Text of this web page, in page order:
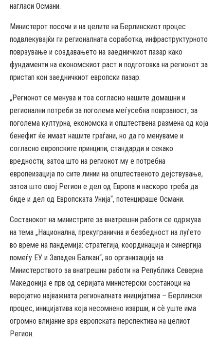
нагласи Османи.
Министерот посочи и на целите на Берлинскиот процес
подвлекувајќи ги регионалната соработка, инфраструктурното
поврзување и создавањето на заедничкиот пазар како
фундаменти на економскиот раст и подготовка на регионот за
пристап кон заедничкиот европски пазар.
„Регионот се менува и тоа согласно нашите домашни и
регионални потреби за поголема меѓусебна поврзаност, за
поголема културна, економска и општествена размена од која
бенефит ќе имаат нашите граѓани, но да го менуваме и
согласно европските принципи, стандарди и секако
вредности, затоа што на регионот му е потребна
европеизација по сите линии на општественото дејствување,
затоа што овој Регион е дел од Европа и наскоро треба да
биде и дел од Европската Унија“, потенцираше Османи.
Состанокот на министрите за внатрешни работи се одржува
на тема „Национална, прекугранична и безбедност на луѓето
во време на пандемија: стратегија, координација и синергија
помеѓу ЕУ и Западен Балкан“, во организација на
Министерството за внатрешни работи на Република Северна
Македонија е прв од серијата министерски состаноци на
веројатно најважната регионалната иницијатива – Берлински
процес, иницијатива која несомнено изврши, и сѐ уште има
огромно влијание врз европската перспектива на целиот
Регион.